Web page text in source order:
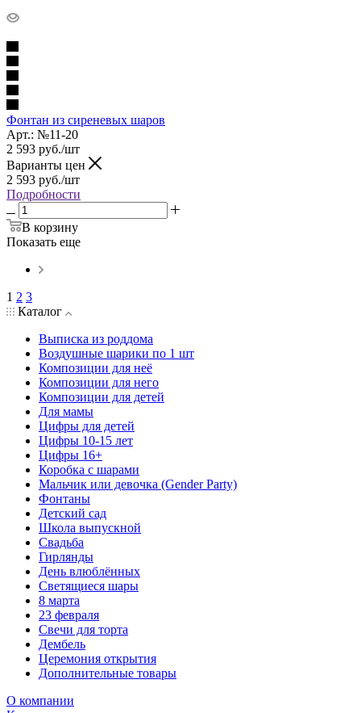
Фонтан из сиреневых шаров
Арт.: №11-20
2 593 руб./шт
Варианты цен
2 593 руб./шт
Подробности
В корзину
Показать еще
1 2 3
Каталог
Выписка из роддома
Воздушные шарики по 1 шт
Композиции для неё
Композиции для него
Композиции для детей
Для мамы
Цифры для детей
Цифры 10-15 лет
Цифры 16+
Коробка с шарами
Мальчик или девочка (Gender Party)
Фонтаны
Детский сад
Школа выпускной
Свадьба
Гирлянды
День влюблённых
Светящиеся шары
8 марта
23 февраля
Свечи для торта
Дембель
Церемония открытия
Дополнительные товары
О компании